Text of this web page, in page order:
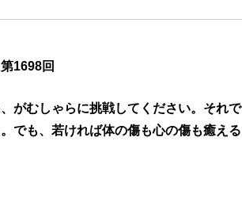
1698回
がむしゃらに挑戦してください。それで
でも、若ければ体の傷も心の傷も癒える